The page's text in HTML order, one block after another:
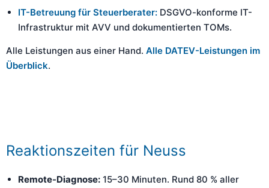
IT-Betreuung für Steuerberater: DSGVO-konforme IT-
Infrastruktur mit AVV und dokumentierten TOMs.
Alle Leistungen aus einer Hand. Alle DATEV-Leistungen im
Überblick.
Reaktionszeiten für Neuss
Remote-Diagnose: 15–30 Minuten. Rund 80 % aller